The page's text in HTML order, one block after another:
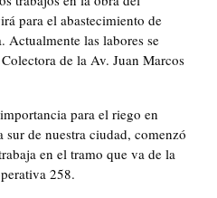
para el abastecimiento de
Actualmente las labores se
de la Av. Juan Marcos
para el riego en
sur de nuestra ciudad, comenzó
en el tramo que va de la
258.